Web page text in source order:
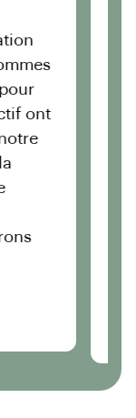
animation
sommes
créatif pour
interactif ont
dans notre
la
Une
une
referons